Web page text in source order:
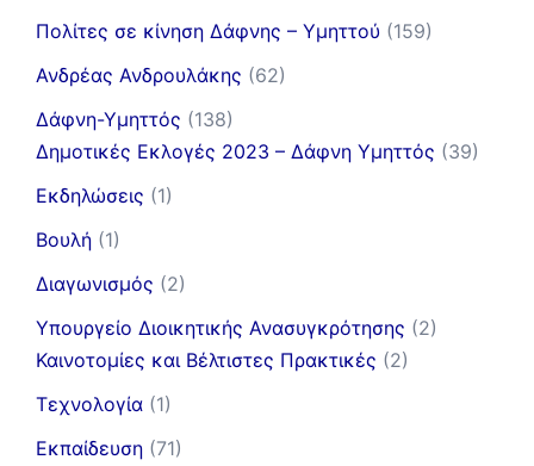
Πολίτες σε κίνηση Δάφνης – Υμηττού (159)
Ανδρέας Ανδρουλάκης (62)
Δάφνη-Υμηττός (138)
Δημοτικές Εκλογές 2023 – Δάφνη Υμηττός (39)
Εκδηλώσεις (1)
Βουλή (1)
Διαγωνισμός (2)
Υπουργείο Διοικητικής Ανασυγκρότησης (2)
Καινοτομίες και Βέλτιστες Πρακτικές (2)
Τεχνολογία (1)
Εκπαίδευση (71)